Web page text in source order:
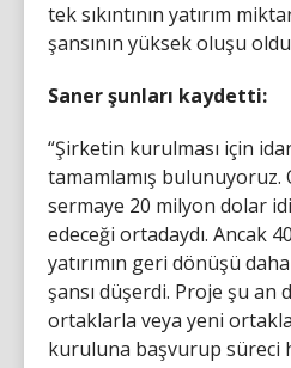
tek sıkıntının yatırım
şansının yüksek oluşu
Saner şunları kaydetti:
“Şirketin kurulması için
tamamlamış
sermaye 20 milyon dolar
edeceği ortadaydı. Ancak
yatırımın geri dönüşü
şansı düşerdi. Proje şu an
ortaklarla veya yeni
kuruluna başvurup süreci